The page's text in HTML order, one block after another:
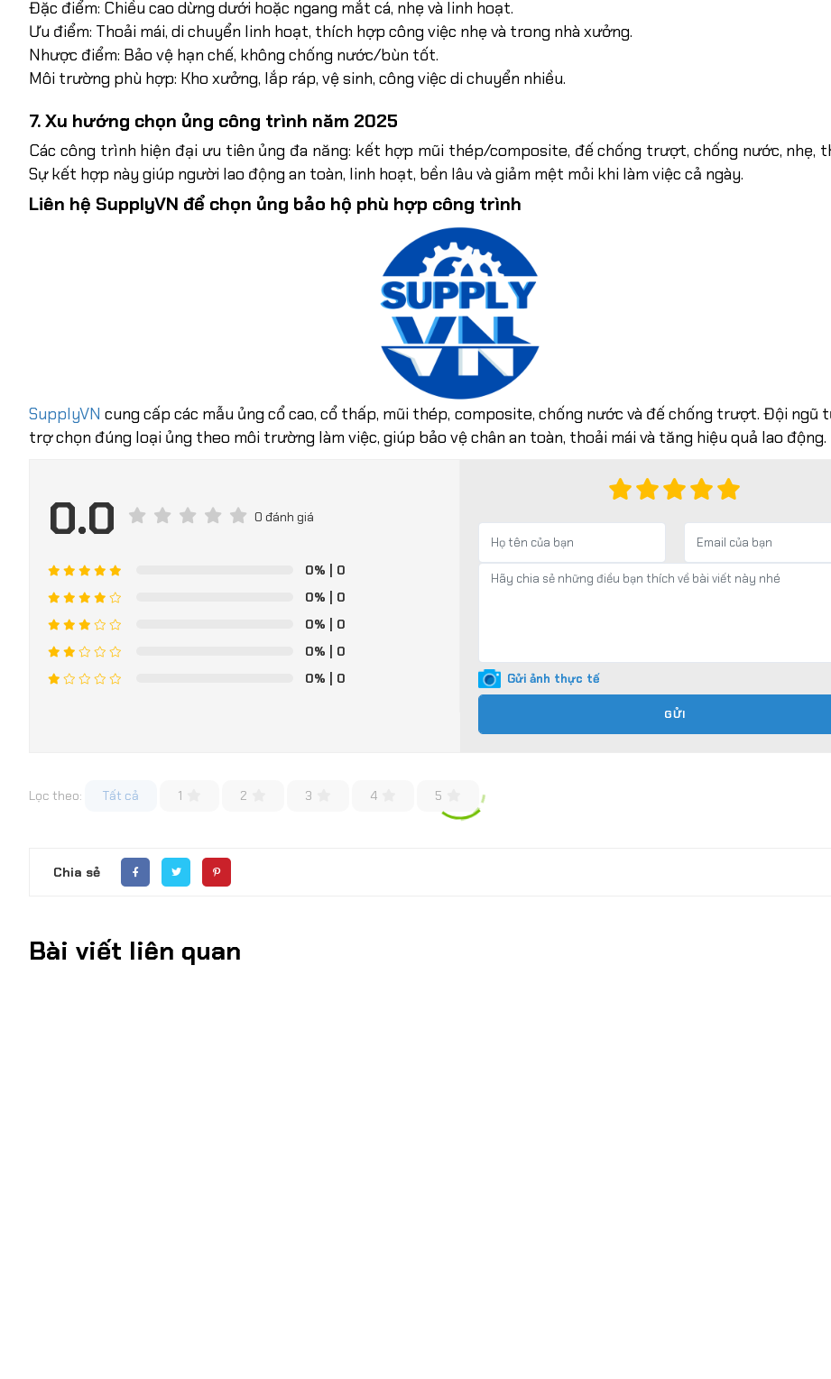
Đặc điểm: Chiều cao dừng dưới hoặc ngang mắt cá, nhẹ và linh hoạt.
Ưu điểm: Thoải mái, di chuyển linh hoạt, thích hợp công việc nhẹ và trong nhà xưởng.
Nhược điểm: Bảo vệ hạn chế, không chống nước/bùn tốt.
Môi trường phù hợp: Kho xưởng, lắp ráp, vệ sinh, công việc di chuyển nhiều.
7. Xu hướng chọn ủng công trình năm 2025
Các công trình hiện đại ưu tiên ủng đa năng: kết hợp mũi thép/composite, đế chống trượt, chống nước, nhẹ,
Sự kết hợp này giúp người lao động an toàn, linh hoạt, bền lâu và giảm mệt mỏi khi làm việc cả ngày.
Liên hệ SupplyVN để chọn ủng bảo hộ phù hợp công trình
SupplyVN cung cấp các mẫu ủng cổ cao, cổ thấp, mũi thép, composite, chống nước và đế chống trượt. Đội ngũ
trợ chọn đúng loại ủng theo môi trường làm việc, giúp bảo vệ chân an toàn, thoải mái và tăng hiệu quả lao động.
0.0 0 đánh giá
0% | 0
0% | 0
0% | 0
0% | 0
0% | 0 Gửi ảnh thực tế
GỬI
Lọc theo: Tất cả 1 2 3 4 5
Chia sẻ
Bài viết liên quan